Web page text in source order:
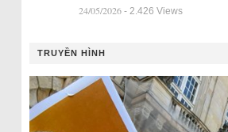
24/05/2026 - 2.426 Views
TRUYỀN HÌNH